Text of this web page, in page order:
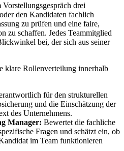
drei
den Kandidaten fachlich
zu prüfen und eine faire,
zu schaffen. Jedes Teammitglied
bei, der sich aus seiner
klare Rollenverteilung innerhalb
für den strukturellen
und die Einschätzung der
des Unternehmens.
Manager: Bewertet die fachliche
Fragen und schätzt ein, ob
im Team funktionieren